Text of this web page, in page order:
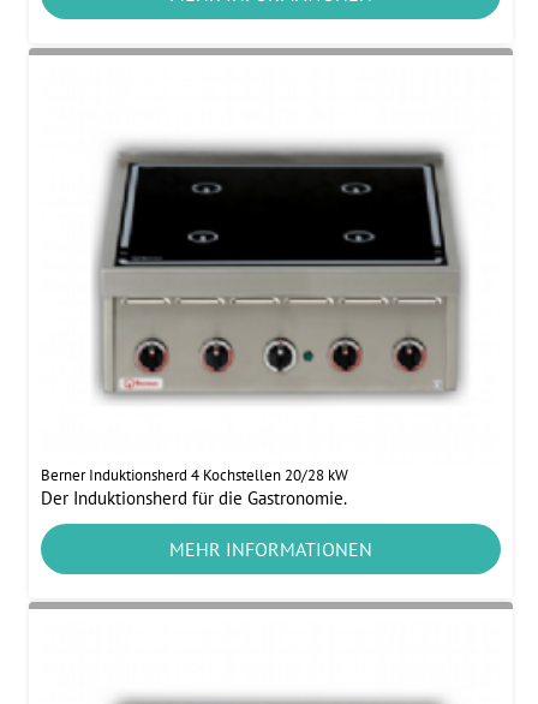
Berner Induktionsherd 4 Kochstellen 20/28 kW
Der Induktionsherd für die Gastronomie.
MEHR INFORMATIONEN